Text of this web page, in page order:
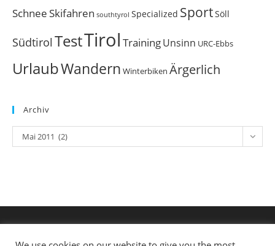
Schnee Skifahren southtyrol Specialized SportSöll
Südtirol TestTirol TrainingUnsinn URC-Ebbs
UrlaubWandern Winterbiken Ärgerlich
Archiv
Archiv
Mai 2011 (2)